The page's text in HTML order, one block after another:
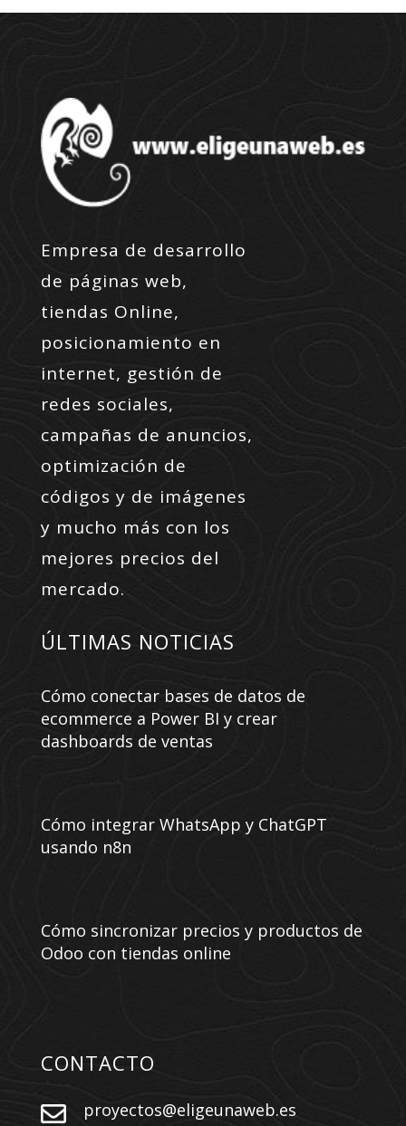
Empresa de desarrollo
de páginas web,
tiendas Online,
posicionamiento en
internet, gestión de
redes sociales,
campañas de anuncios,
optimización de
códigos y de imágenes
y mucho más con los
mejores precios del
mercado.
ÚLTIMAS NOTICIAS
Cómo conectar bases de datos de
ecommerce a Power BI y crear
dashboards de ventas
Cómo integrar WhatsApp y ChatGPT
usando n8n
Cómo sincronizar precios y productos de
Odoo con tiendas online
CONTACTO
 proyectos@eligeunaweb.es